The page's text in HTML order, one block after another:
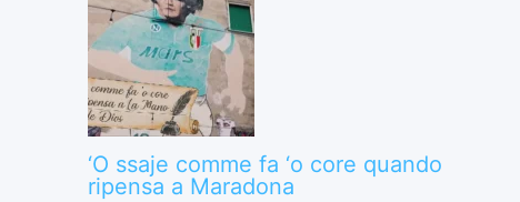
‘O ssaje comme fa ‘o core quando
ripensa a Maradona